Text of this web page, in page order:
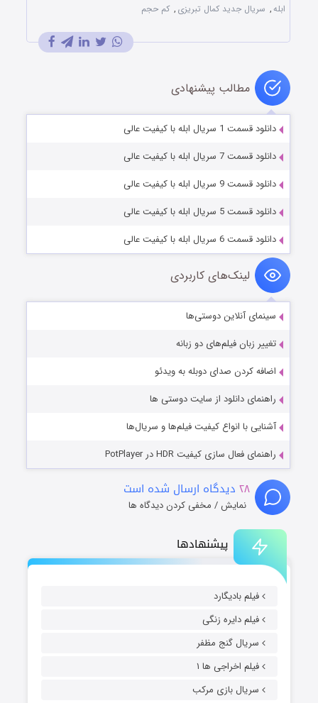
پیشنهادها
فیلم بادیگارد
فیلم دایره زنگی
سریال گنج مظفر
فیلم اخراجی ها ۱
سریال بازی مرکب
ابله, سریال جدید کمال تبریزی , کم حجم
مطالب پیشنهادی
دانلود قسمت 1 سریال ابله با کیفیت عالی
دانلود قسمت 7 سریال ابله با کیفیت عالی
دانلود قسمت 9 سریال ابله با کیفیت عالی
دانلود قسمت 5 سریال ابله با کیفیت عالی
دانلود قسمت 6 سریال ابله با کیفیت عالی
لینک‌های کاربردی
سینمای آنلاین دوستی‌ها
تغییر زبان فیلم‌های دو زبانه
اضافه کردن صدای دوبله به ویدئو
راهنمای دانلود از سایت دوستی ها
آشنایی با انواع کیفیت فیلم‌ها و سریال‌ها
راهنمای فعال سازی کیفیت HDR در PotPlayer
۲۸ دیدگاه ارسال شده است
نمایش / مخفی کردن دیدگاه ها